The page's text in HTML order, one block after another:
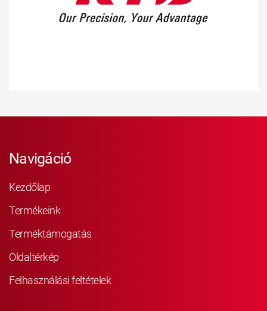
Navigáció
Kezdőlap
Termékeink
Terméktámogatás
Oldaltérkép
Felhasználási feltételek